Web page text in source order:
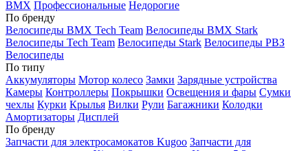
BMX Профессиональные Недорогие
По бренду
Велосипеды BMX Tech Team Велосипеды BMX Stark
Велосипеды Tech Team Велосипеды Stark Велосипеды РВЗ
Велосипеды
По типу
Аккумуляторы Мотор колесо Замки Зарядные устройства
Камеры Контроллеры Покрышки Освещения и фары Сумки
чехлы Курки Крылья Вилки Рули Багажники Колодки
Амортизаторы Дисплей
По бренду
Запчасти для электросамокатов Kugoo Запчасти для